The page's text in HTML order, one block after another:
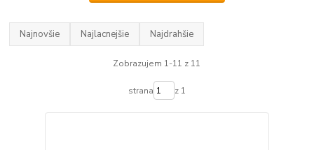
Najnovšie Najlacnejšie Najdrahšie
Zobrazujem 1-11 z 11
strana z 1